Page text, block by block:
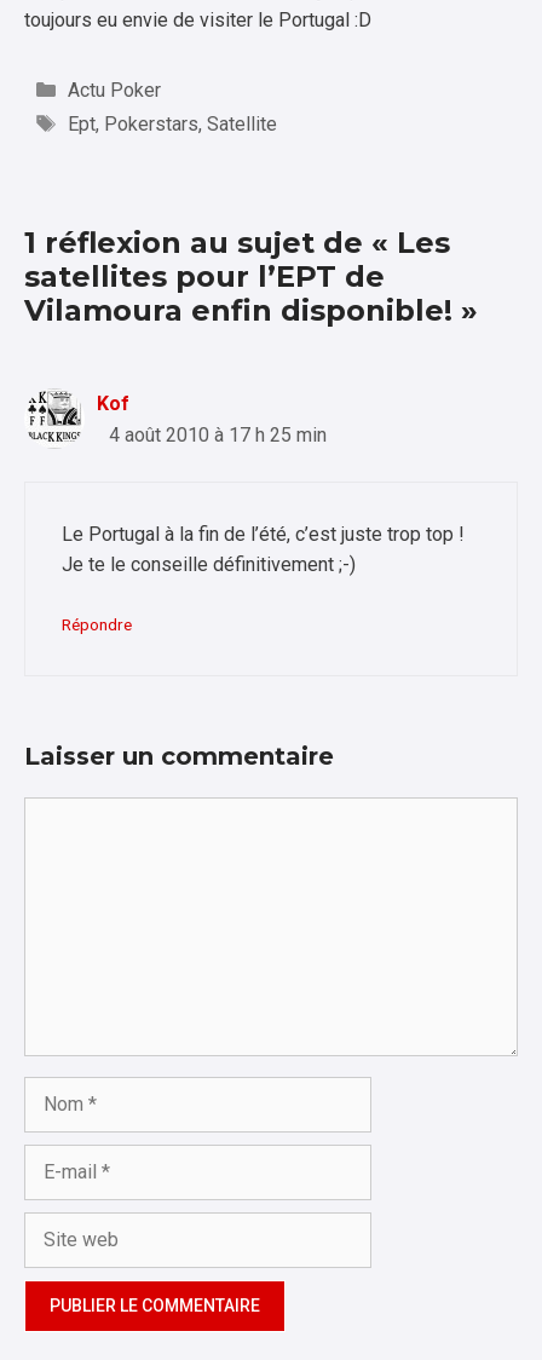
toujours eu envie de visiter le Portugal :D
Catégories
Actu Poker
Étiquettes
Ept, Pokerstars, Satellite
1 réflexion au sujet de « Les
satellites pour l’EPT de
Vilamoura enfin disponible! »
Kof
4 août 2010 à 17 h 25 min
Le Portugal à la fin de l’été, c’est juste trop top !
Je te le conseille définitivement ;-)
Répondre
Laisser un commentaire